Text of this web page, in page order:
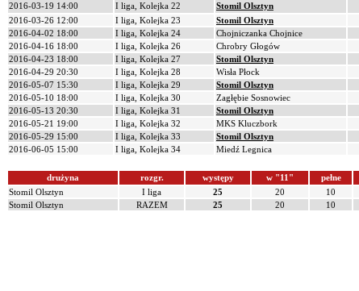
2016-03-19 14:00
I liga, Kolejka 22 Stomil Olsztyn
2016-03-26 12:00
I liga, Kolejka 23 Stomil Olsztyn
2016-04-02 18:00
I liga, Kolejka 24 Chojniczanka Chojnice
2016-04-16 18:00
I liga, Kolejka 26 Chrobry Głogów
2016-04-23 18:00
I liga, Kolejka 27 Stomil Olsztyn
2016-04-29 20:30
I liga, Kolejka 28 Wisła Płock
2016-05-07 15:30
I liga, Kolejka 29 Stomil Olsztyn
2016-05-10 18:00
I liga, Kolejka 30 Zagłębie Sosnowiec
2016-05-13 20:30
I liga, Kolejka 31 Stomil Olsztyn
2016-05-21 19:00
I liga, Kolejka 32 MKS Kluczbork
2016-05-29 15:00
I liga, Kolejka 33 Stomil Olsztyn
2016-06-05 15:00
I liga, Kolejka 34 Miedź Legnica
drużyna rozgr. występy w "11" pełne
Stomil Olsztyn
I liga 25 20 10
Stomil Olsztyn
RAZEM 25 20 10